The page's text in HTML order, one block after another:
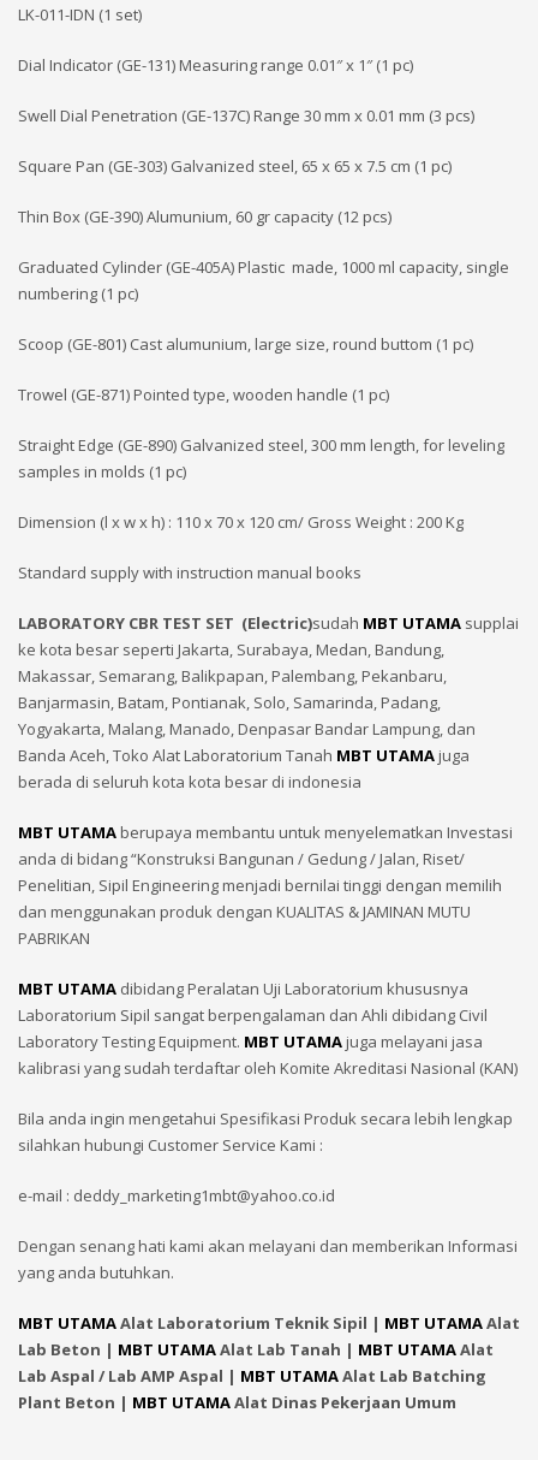
LK-011-IDN (1 set)
Dial Indicator (GE-131) Measuring range 0.01″ x 1″ (1 pc)
Swell Dial Penetration (GE-137C) Range 30 mm x 0.01 mm (3 pcs)
Square Pan (GE-303) Galvanized steel, 65 x 65 x 7.5 cm (1 pc)
Thin Box (GE-390) Alumunium, 60 gr capacity (12 pcs)
Graduated Cylinder (GE-405A) Plastic made, 1000 ml capacity, single
numbering (1 pc)
Scoop (GE-801) Cast alumunium, large size, round buttom (1 pc)
Trowel (GE-871) Pointed type, wooden handle (1 pc)
Straight Edge (GE-890) Galvanized steel, 300 mm length, for leveling
samples in molds (1 pc)
Dimension (l x w x h) : 110 x 70 x 120 cm/ Gross Weight : 200 Kg
Standard supply with instruction manual books
LABORATORY CBR TEST SET (Electric)sudah MBT UTAMA supplai
ke kota besar seperti Jakarta, Surabaya, Medan, Bandung,
Makassar, Semarang, Balikpapan, Palembang, Pekanbaru,
Banjarmasin, Batam, Pontianak, Solo, Samarinda, Padang,
Yogyakarta, Malang, Manado, Denpasar Bandar Lampung, dan
Banda Aceh, Toko Alat Laboratorium Tanah MBT UTAMAjuga
berada di seluruh kota kota besar di indonesia
MBT UTAMAberupaya membantu untuk menyelematkan Investasi
anda di bidang “Konstruksi Bangunan / Gedung / Jalan, Riset/
Penelitian, Sipil Engineering menjadi bernilai tinggi dengan memilih
dan menggunakan produk dengan KUALITAS & JAMINAN MUTU
PABRIKAN
MBT UTAMA dibidang Peralatan Uji Laboratorium khususnya
Laboratorium Sipil sangat berpengalaman dan Ahli dibidang Civil
Laboratory Testing Equipment. MBT UTAMAjuga melayani jasa
kalibrasi yang sudah terdaftar oleh Komite Akreditasi Nasional (KAN)
Bila anda ingin mengetahui Spesifikasi Produk secara lebih lengkap
silahkan hubungi Customer Service Kami :
e-mail : deddy_marketing1mbt@yahoo.co.id
Dengan senang hati kami akan melayani dan memberikan Informasi
yang anda butuhkan.
MBT UTAMAAlat Laboratorium Teknik Sipil | MBT UTAMAAlat
Lab Beton | MBT UTAMAAlat Lab Tanah | MBT UTAMAAlat
Lab Aspal / Lab AMP Aspal | MBT UTAMAAlat Lab Batching
Plant Beton | MBT UTAMAAlat Dinas Pekerjaan Umum